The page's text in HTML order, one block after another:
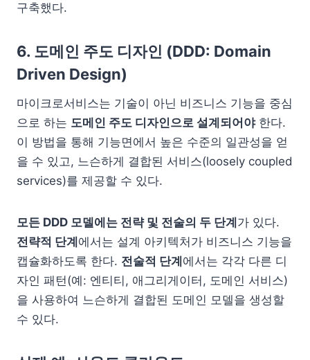
구축했다.
6. 도메인 주도 디자인 (DDD: Domain
Driven Design)
마이크로서비스는 기술이 아닌 비즈니스 기능을 중심
으로 하는 도메인 주도 디자인으로 설계되어야한다.
이 방법을 통해 기능면에서 높은 수준의 일관성을 얻
을 수 있고, 느슨하게 결합된 서비스(loosely coupled
services)를 제공할 수 있다.
모든 DDD 모델에는 전략 및 전술의 두 단계 가 있다.
전략적 단계 에서는 설계 아키텍처가 비즈니스 기능을
캡슐화하도록 한다. 전술적 단계 에서는 각각 다른 디
자인 패턴(예: 엔티티, 애그리게이터, 도메인 서비스)
을 사용하여 느슨하게 결합된 도메인 모델을 생성할
수 있다.